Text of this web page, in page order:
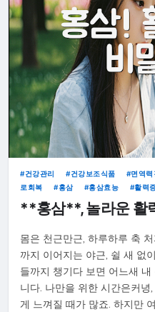
건강관리 건강보조식품 면역력
로회복
홍삼 홍삼효능 활력
**홍삼**, 놀라운 활
몸은 천근만근, 하루하루 축
까지 이어지는 야근, 쉴 새 없
들까지 챙기다 보면 어느새
니다. 나만을 위한 시간은커
게 느껴질 때가 많죠. 하지만